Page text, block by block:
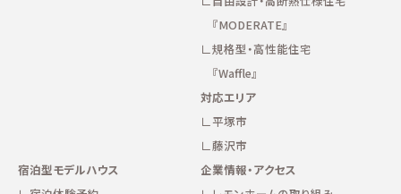
『MODERATE』
規格型・高性能住宅
『Waffle』
対応エリア
平塚市
藤沢市
宿泊型モデルハウス
企業情報・アクセス